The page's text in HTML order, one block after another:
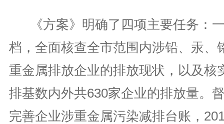
《方案》明确了四项主要任务：
档，全面核查全市范围内涉铅、汞、
重金属排放企业的排放现状，以及核
排基数内外共630家企业的排放量。
完善企业涉重金属污染减排台账，